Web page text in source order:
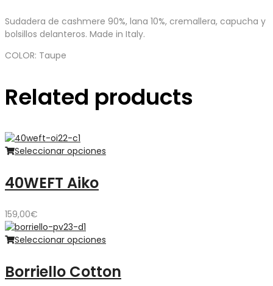
Sudadera de cashmere 90%, lana 10%, cremallera, capucha y
bolsillos delanteros. Made in Italy.
COLOR: Taupe
Related products
Seleccionar opciones
40WEFT Aiko
159,00€
Seleccionar opciones
Borriello Cotton